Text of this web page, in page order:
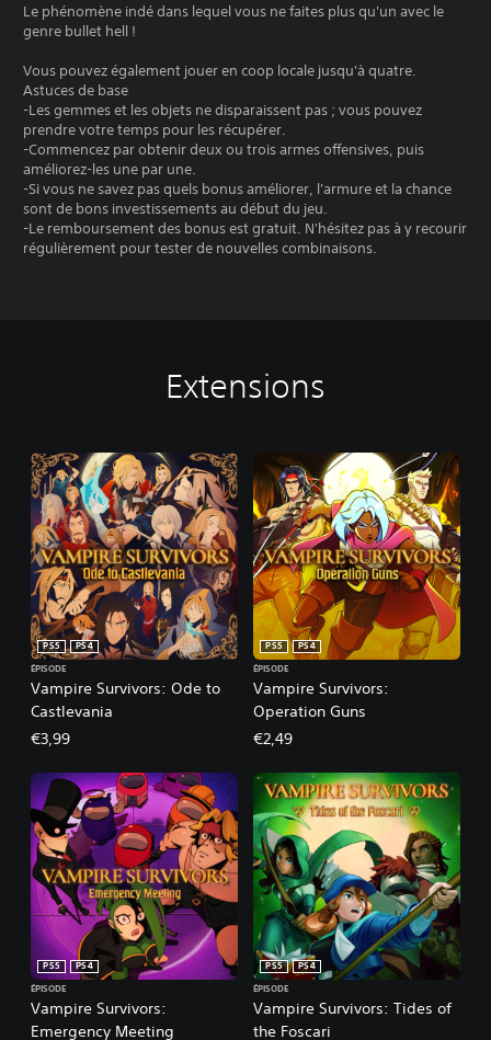
Le phénomène indé dans lequel vous ne faites plus qu'un avec le
genre bullet hell !
Vous pouvez également jouer en coop locale jusqu'à quatre.
Astuces de base
-Les gemmes et les objets ne disparaissent pas ; vous pouvez
prendre votre temps pour les récupérer.
-Commencez par obtenir deux ou trois armes offensives, puis
améliorez-les une par une.
-Si vous ne savez pas quels bonus améliorer, l'armure et la chance
sont de bons investissements au début du jeu.
-Le remboursement des bonus est gratuit. N'hésitez pas à y recourir
régulièrement pour tester de nouvelles combinaisons.
Extensions
Vampire Survivors: Ode to
Castlevania
PS5
PS4
ÉPISODE
€3,99
Vampire Survivors:
Operation Guns
PS5
PS4
ÉPISODE
€2,49
Vampire Survivors:
Emergency Meeting
PS5
PS4
ÉPISODE
Vampire Survivors: Tides of
the Foscari
PS5
PS4
ÉPISODE